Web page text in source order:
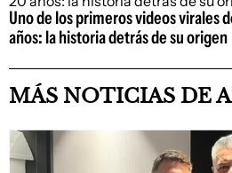
Uno de los primeros videos virales
años: la historia detrás de su origen
MÁS NOTICIAS DE